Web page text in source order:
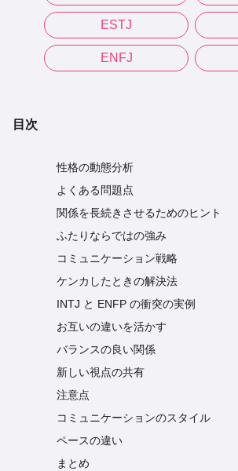
ESTJ
ENFJ
目次
性格の動態分析
よくある問題点
関係を長続きさせるためのヒント
ふたりならではの強み
コミュニケーション戦略
ケンカしたときの解決法
INTJ と ENFP の衝突の実例
お互いの違いを活かす
バランスの良い関係
新しい視点の共有
注意点
コミュニケーションのスタイル
ペースの違い
まとめ